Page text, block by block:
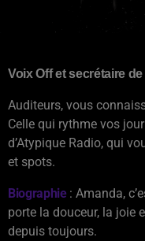
Voix Off et secrétaire
Auditeurs, vous
Celle qui rythme vos
d’Atypique Radio, qui
et spots.
Biographie : Amanda,
porte la douceur, la joie
depuis toujours.